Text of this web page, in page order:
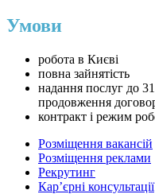
Умови
робота в Києві
повна зайнятість
⁠надання послуг до
продовження
⁠контракт і режим
Розміщення вакансій
Розміщення реклами
Рекрутинг
Карʼєрні консультації